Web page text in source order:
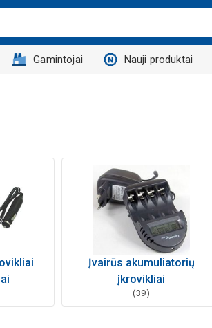
Gamintojai Nauji produktai
Įvairūs akumuliatorių
įkrovikliai
(39)